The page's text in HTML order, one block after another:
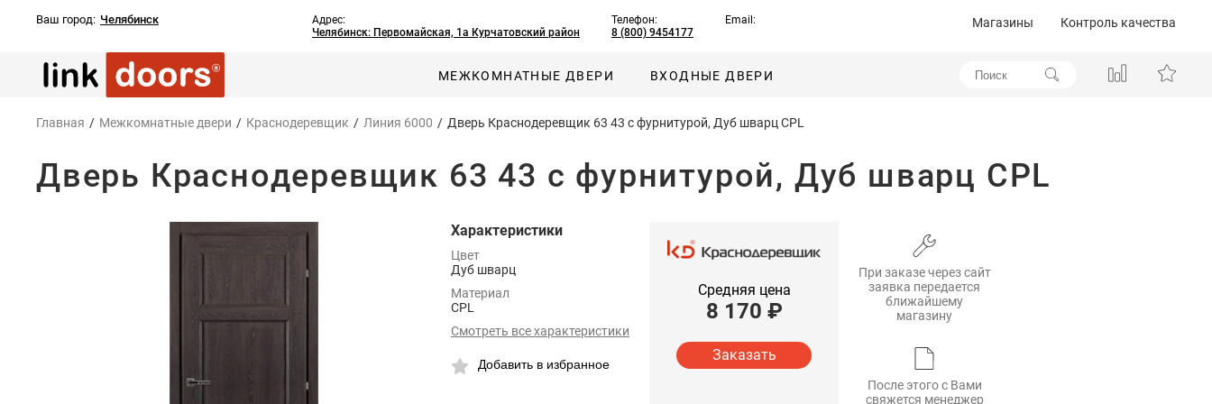
Ваш город: Челябинск
Адрес:
Челябинск: Первомайская, 1а Курчатовский район
Телефон:
8 (800) 9454177
Email: Магазины Контроль качества
МЕЖКОМНАТНЫЕ ДВЕРИ ВХОДНЫЕ ДВЕРИ
Главная / Межкомнатные двери / Краснодеревщик / Линия 6000 / Дверь Краснодеревщик 63 43 с фурнитурой, Дуб шварц CPL
Дверь Краснодеревщик 63 43 с фурнитурой, Дуб шварц CPL
Характеристики
Цвет
Дуб шварц
Материал
CPL
Смотреть все характеристики
Добавить в избранное
Средняя цена
8 170 ₽
Заказать
При заказе через сайт
заявка передается
ближайшему
магазину
После этого с Вами
свяжется менеджер